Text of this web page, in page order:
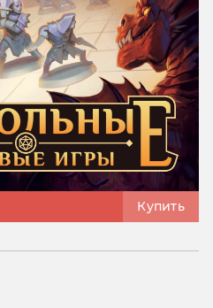
Купить